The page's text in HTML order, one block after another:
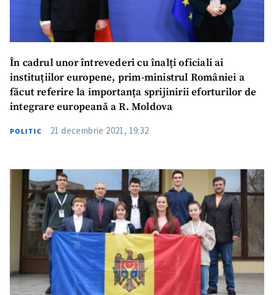
În cadrul unor întrevederi cu înalți oficiali ai
instituțiilor europene, prim-ministrul României a
făcut referire la importanța sprijinirii eforturilor de
integrare europeană a R. Moldova
POLITIC 21 decembrie 2021, 19:32
+ Telefon personal
Email + Emailul meu
Mesajul meu+ Mesajul meu
TRIMITE MESAJ